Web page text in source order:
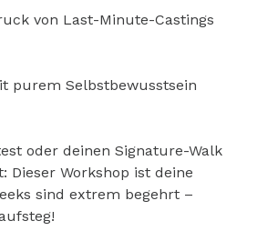
von Last-Minute-Castings
purem Selbstbewusstsein
oder deinen Signature-Walk
Dieser Workshop ist deine
sind extrem begehrt –